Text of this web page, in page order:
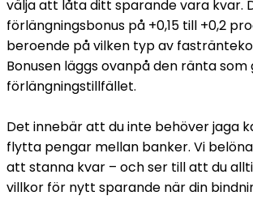
välja att låta ditt sparande vara kvar.
förlängningsbonus på +0,15 till +0,2
beroende på vilken typ av
Bonusen läggs ovanpå den ränta som
förlängningstillfället.
Det innebär att du inte behöver jaga
flytta pengar mellan banker. Vi
att stanna kvar – och ser till att du
villkor för nytt sparande när din